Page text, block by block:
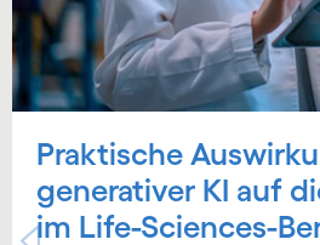
Praktische
generativer KI auf
im Life-Sciences-